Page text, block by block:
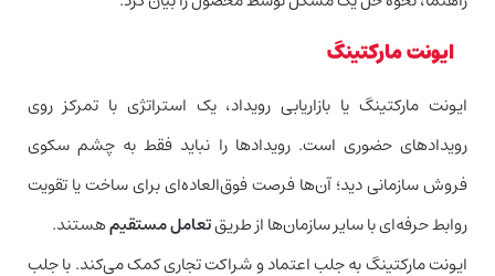
ایونت مارکتینگ
ایونت مارکتینگ یا بازاریابی رویداد، یک استراتژی با تمرکز روی
رویدادهای حضوری است. رویدادها را نباید فقط به چشم سکوی
فروش سازمانی دید؛ آن‌ها فرصت فوق‌العاده‌ای برای ساخت یا تقویت
روابط حرفه‌ای با سایر سازمان‌ها از طریقتعامل مستقیمهستند.
ایونت مارکتینگ به جلب اعتماد و شراکت تجاری کمک می‌کند. با جلب